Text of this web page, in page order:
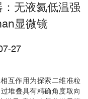
无液氦低温强
显微镜
27
互作用为探索二维准粒
堆叠具有精确角度取向